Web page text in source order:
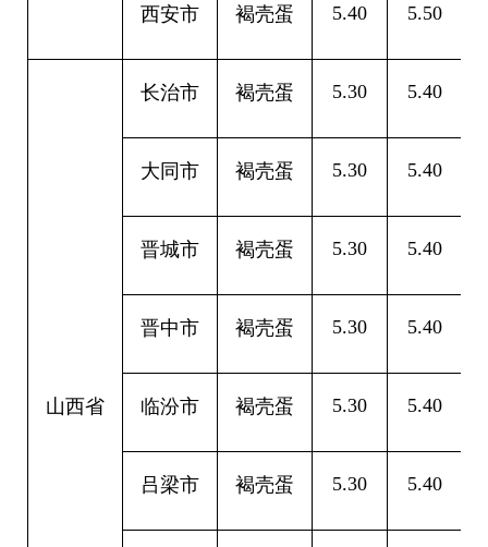
西安市 褐壳蛋 5.40 5.50
山西省
长治市 褐壳蛋 5.30 5.40
大同市 褐壳蛋 5.30 5.40
晋城市 褐壳蛋 5.30 5.40
晋中市 褐壳蛋 5.30 5.40
临汾市 褐壳蛋 5.30 5.40
吕梁市 褐壳蛋 5.30 5.40